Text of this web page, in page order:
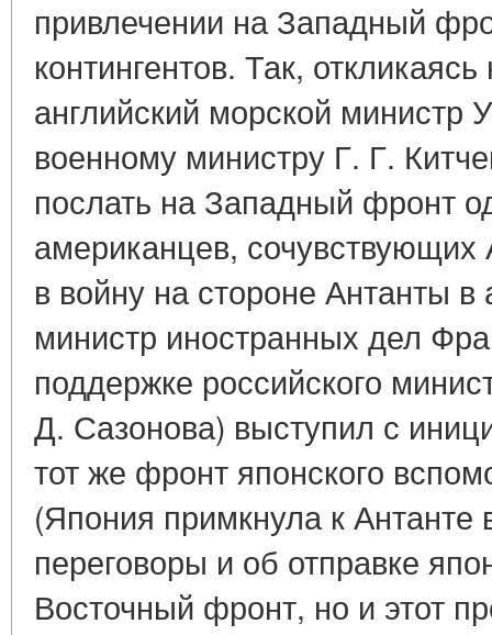
привлечении на Западный
контингентов. Так,
английский морской
военному министру Г. Г.
послать на Западный фронт
американцев,
в войну на стороне Антанты в
министр иностранных дел
поддержке российского
Д. Сазонова) выступил с
тот же фронт японского
(Япония примкнула к Антанте
переговоры и об отправке
Восточный фронт, но и этот